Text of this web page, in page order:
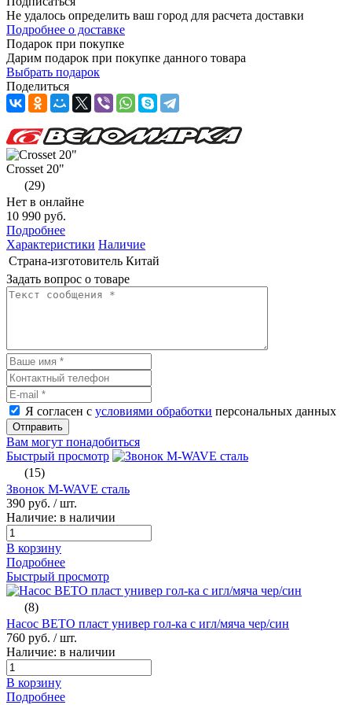
Не удалось определить ваш город для расчета доставки
Подробнее о доставке
Подарок при покупке
Дарим подарок при покупке данного товара
Выбрать подарок
Поделиться
Crosset 20"
(29)
Нет в онлайне
10 990 руб.
Подробнее
Характеристики Наличие
Страна-изготовитель Китай
Задать вопрос о товаре
Я согласен с условиями обработки персональных данных
Отправить
Вам могут понадобиться
Быстрый просмотр
(15)
Звонок M-WAVE сталь
390 руб. / шт.
Наличие: в наличии
В корзину
Подробнее
Быстрый просмотр
(8)
Насос ВЕТО пласт универ гол-ка с игл/мяча чер/син
760 руб. / шт.
Наличие: в наличии
В корзину
Подробнее